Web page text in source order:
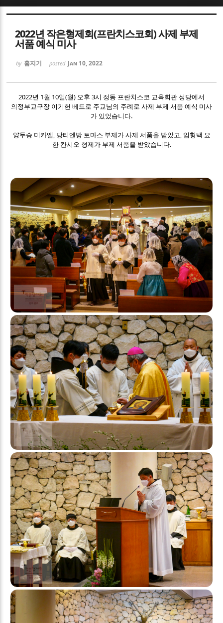
2022년 작은형제회(프란치스코회) 사제 부제
서품 예식 미사
by 홈지기 posted Jan 10, 2022
2022년 1월 10일(월) 오후 3시 정동 프란치스코 교육회관 성당에서
의정부교구장 이기헌 베드로 주교님의 주례로 사제 부제 서품 예식 미사
가 있었습니다.
양두승 미카엘, 당티엔방 토마스 부제가 사제 서품을 받았고, 임형택 요
한 칸시오 형제가 부제 서품을 받았습니다.
Sketchbook5, 스케치북5
Sketchbook5, 스케치북5
Sketchbook5, 스케치북5
Sketchbook5, 스케치북5